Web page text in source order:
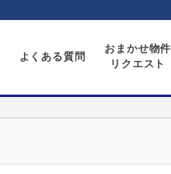
よくある質問
おまかせ物件
リクエスト